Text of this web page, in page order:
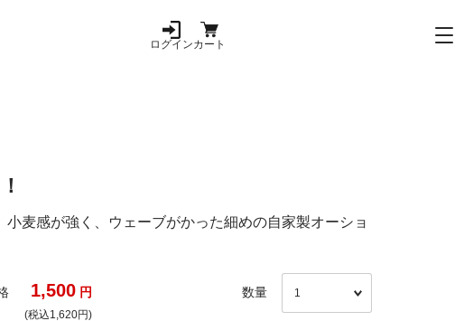
ログインカート
麦感が強く、ウェーブがかった細めの自家製オーショ
1,500 円
(税込1,620円)
数量